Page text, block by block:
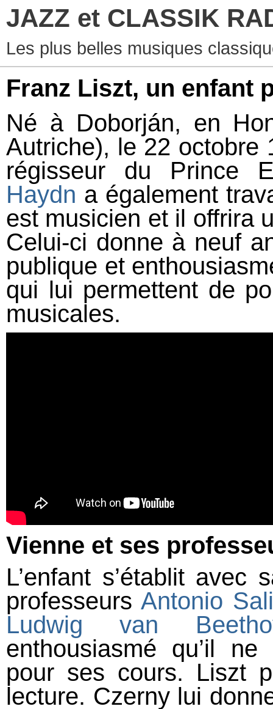
JAZZ et CLASSIK
Les plus belles musiques
Franz Liszt, un enfant
Né à Doborján, en
Autriche), le 22 octobre
régisseur du Prince
Haydn a également
est musicien et il offrira
Celui-ci donne à neuf
publique et
qui lui permettent de
musicales.
Vienne et ses
L’enfant s’établit
professeurs Antonio
Ludwig van
enthousiasmé qu’il
pour ses cours. Liszt
lecture. Czerny lui